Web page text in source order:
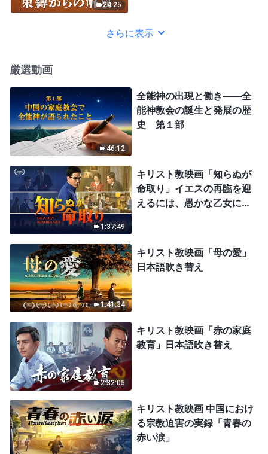
24:25
さらに表示
厳選動画
46:12
全能神の出現と働き——全
能神教会の誕生と発展の歴
史 第１部
1:37:49
キリスト教映画「知らぬが
命取り」イエスの再臨を迎
えるには、愚かな乙女にな
1:41:34
キリスト教映画「母の愛」
日本語吹き替え
2:32:05
キリスト教映画「赤の家庭
教育」日本語吹き替え
キリスト教映画 中国におけ
る宗教迫害の実録「青春の
赤い涙」